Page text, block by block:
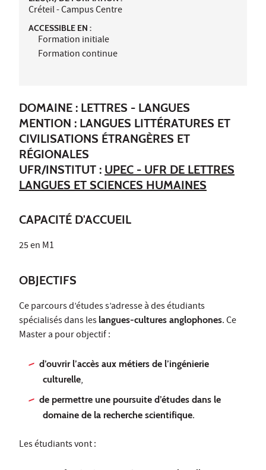
Créteil - Campus Centre
ACCESSIBLE EN :
Formation initiale
Formation continue
DOMAINE : LETTRES - LANGUES
MENTION : LANGUES LITTÉRATURES ET
CIVILISATIONS ÉTRANGÈRES ET
RÉGIONALES
UFR/INSTITUT : UPEC - UFR DE LETTRES
LANGUES ET SCIENCES HUMAINES
CAPACITÉ D'ACCUEIL
25 en M1
OBJECTIFS
Ce parcours d’études s’adresse à des étudiants
spécialisés dans les langues-cultures anglophones. Ce
Master a pour objectif :
d’ouvrir l’accès aux métiers de l’ingénierie
culturelle,
de permettre une poursuite d’études dans le
domaine de la recherche scientifique.
Les étudiants vont :